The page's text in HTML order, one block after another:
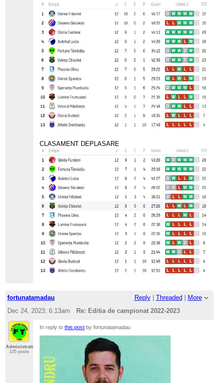
CLASAMENT DEPLASARE
fortunatamadau Reply| Threaded | More
Dec 24, 2023; 6:13am
Re: Editia de campionat 2022-2023
Administrator
105 posts
In reply tothis post by fortunatamadau